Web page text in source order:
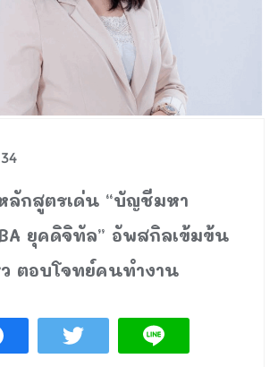
ลักสูตรเด่น “บัญชีมหา
ยุคดิจิทัล” อัพสกิลเข้มข้น
ว ตอบโจทย์คนทำงาน